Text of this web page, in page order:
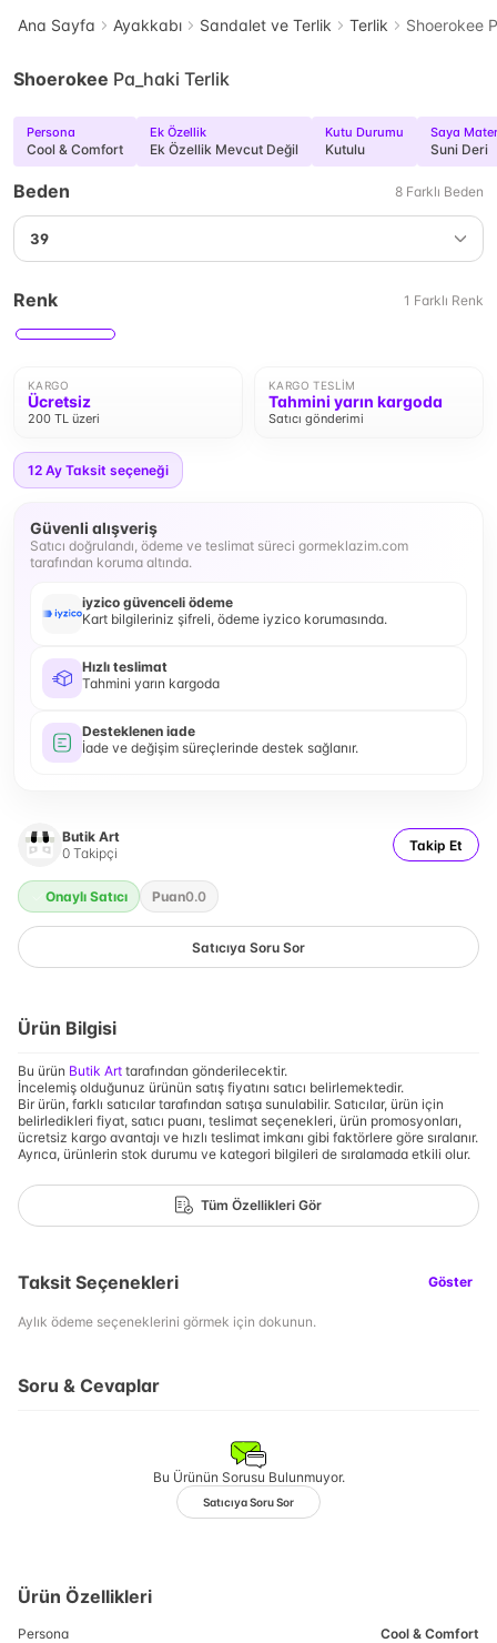
Ana Sayfa Ayakkabı Sandalet ve Terlik Terlik Shoerokee
Shoerokee Pa_haki Terlik
Persona
Cool & Comfort
Ek Özellik
Ek Özellik Mevcut Değil
Kutu Durumu
Kutulu
Saya
Suni Deri
Beden 8 Farklı Beden
39
Renk 1 Farklı Renk
KARGO
Ücretsiz
200 TL üzeri
KARGO TESLIM
Tahmini yarın kargoda
Satıcı gönderimi
12 Ay Taksit seçeneği
Güvenli alışveriş
Satıcı doğrulandı, ödeme ve teslimat süreci gormeklazim.com
tarafından koruma altında.
iyzico güvenceli ödeme
Kart bilgileriniz şifreli, ödeme iyzico korumasında.
Hızlı teslimat
Tahmini yarın kargoda
Desteklenen iade
İade ve değişim süreçlerinde destek sağlanır.
Butik Art
0 Takipçi Takip Et
Onaylı Satıcı Puan0.0
Satıcıya Soru Sor
Ürün Bilgisi
Bu ürün Butik Art tarafından gönderilecektir.
İncelemiş olduğunuz ürünün satış fiyatını satıcı belirlemektedir.
Bir ürün, farklı satıcılar tarafından satışa sunulabilir. Satıcılar, ürün için
belirledikleri fiyat, satıcı puanı, teslimat seçenekleri, ürün promosyonları,
ücretsiz kargo avantajı ve hızlı teslimat imkanı gibi faktörlere göre sıralanır.
Ayrıca, ürünlerin stok durumu ve kategori bilgileri de sıralamada etkili olur.
Tüm Özellikleri Gör
Taksit Seçenekleri Göster
Aylık ödeme seçeneklerini görmek için dokunun.
Soru & Cevaplar
Bu Ürünün Sorusu Bulunmuyor.
Satıcıya Soru Sor
Ürün Özellikleri
Persona Cool & Comfort